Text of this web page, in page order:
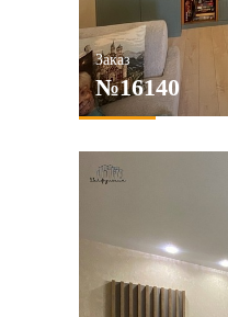
Заказ
№16140